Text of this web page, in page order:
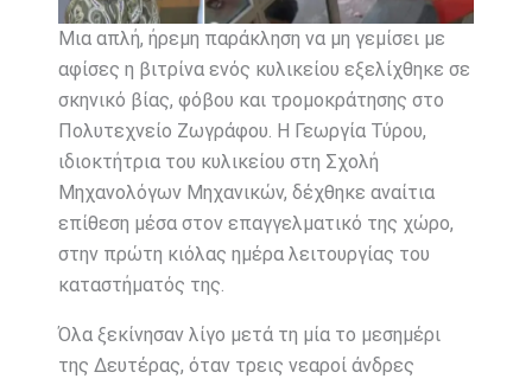
Μια απλή, ήρεμη παράκληση να μη γεμίσει με
αφίσες η βιτρίνα ενός κυλικείου εξελίχθηκε σε
σκηνικό βίας, φόβου και τρομοκράτησης στο
Πολυτεχνείο Ζωγράφου. Η Γεωργία Τύρου,
ιδιοκτήτρια του κυλικείου στη Σχολή
Μηχανολόγων Μηχανικών, δέχθηκε αναίτια
επίθεση μέσα στον επαγγελματικό της χώρο,
στην πρώτη κιόλας ημέρα λειτουργίας του
καταστήματός της.
Όλα ξεκίνησαν λίγο μετά τη μία το μεσημέρι
της Δευτέρας, όταν τρεις νεαροί άνδρες